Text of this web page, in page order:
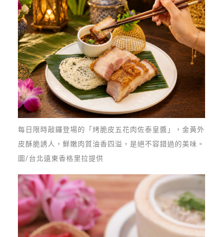
每日限時敲鑼登場的「烤脆皮五花肉佐泰皇醬」，金黃外
皮酥脆誘人，鮮嫩肉質油香四溢，是絕不容錯過的美味。
圖/台北遠東香格里拉提供